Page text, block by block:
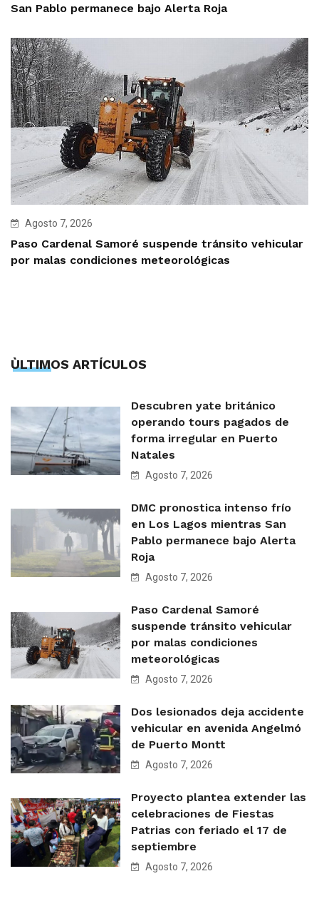
San Pablo permanece bajo Alerta Roja
Agosto 7, 2026
Paso Cardenal Samoré suspende tránsito vehicular
por malas condiciones meteorológicas
ÙLTIMOS ARTÍCULOS
Descubren yate británico
operando tours pagados de
forma irregular en Puerto
Natales
Agosto 7, 2026
DMC pronostica intenso frío
en Los Lagos mientras San
Pablo permanece bajo Alerta
Roja
Agosto 7, 2026
Paso Cardenal Samoré
suspende tránsito vehicular
por malas condiciones
meteorológicas
Agosto 7, 2026
Dos lesionados deja accidente
vehicular en avenida Angelmó
de Puerto Montt
Agosto 7, 2026
Proyecto plantea extender las
celebraciones de Fiestas
Patrias con feriado el 17 de
septiembre
Agosto 7, 2026